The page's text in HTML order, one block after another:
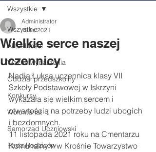
Wszystkie
Aktualności
Ważne wydarzenia
Oddział przedszkolny
Konkursy
Wolontariat
Samorząd Uczniowski
Rada Rodziców
Wszystkie
Wielkie serce naszej
uczennicy
Administrator
18 lis 2021
Nadia Łuksa uczennica klasy VII
Szkoły Podstawowej w Iskrzyni
wykazała się wielkim sercem i
otwartością na potrzeby ludzi ubogich
i bezdomnych.
11 listopada 2021 roku na Cmentarzu
Komunalnym w Krośnie Towarzystwo